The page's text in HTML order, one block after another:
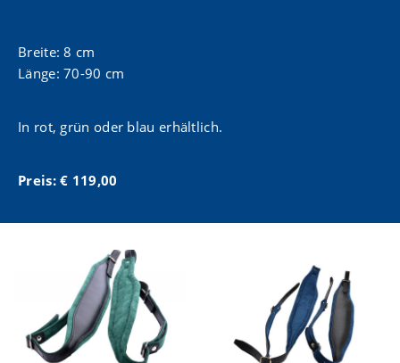
Breite: 8 cm
Länge: 70-90 cm
In rot, grün oder blau erhältlich.
Preis: € 119,00